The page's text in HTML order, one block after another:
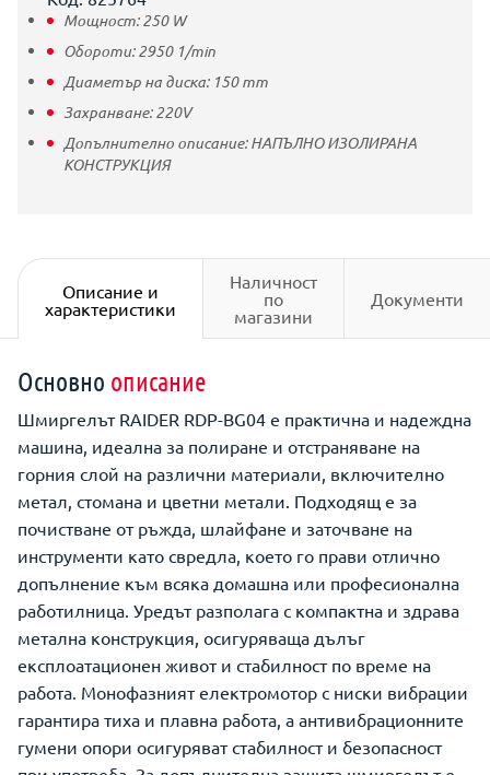
Мощност:250 W
Обороти:2950 1/min
Диаметър на диска: 150mm
Захранване:220V
Допълнително описание:НАПЪЛНО ИЗОЛИРАНА
КОНСТРУКЦИЯ
Описание и
характеристики
Наличност
по
магазини
Документи
Основно описание
Шмиргелът RAIDER RDP-BG04 е практична и надеждна
машина, идеална за полиране и отстраняване на
горния слой на различни материали, включително
метал, стомана и цветни метали. Подходящ е за
почистване от ръжда, шлайфане и заточване на
инструменти като свредла, което го прави отлично
допълнение към всяка домашна или професионална
работилница. Уредът разполага с компактна и здрава
метална конструкция, осигуряваща дълъг
експлоатационен живот и стабилност по време на
работа. Монофазният електромотор с ниски вибрации
гарантира тиха и плавна работа, а антивибрационните
гумени опори осигуряват стабилност и безопасност